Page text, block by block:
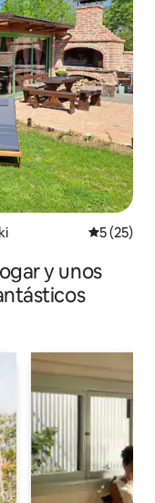
5 (25)
y unos